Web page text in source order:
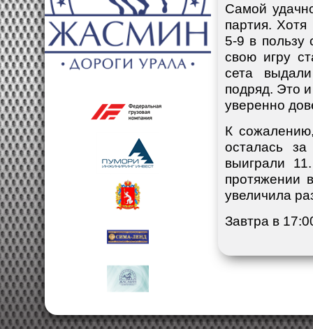
Самой
партия.
5-9 в пользу
свою игру
сета
подряд. Это
уверенно
К
осталась
выиграли
протяжении
увеличила
Завтра в